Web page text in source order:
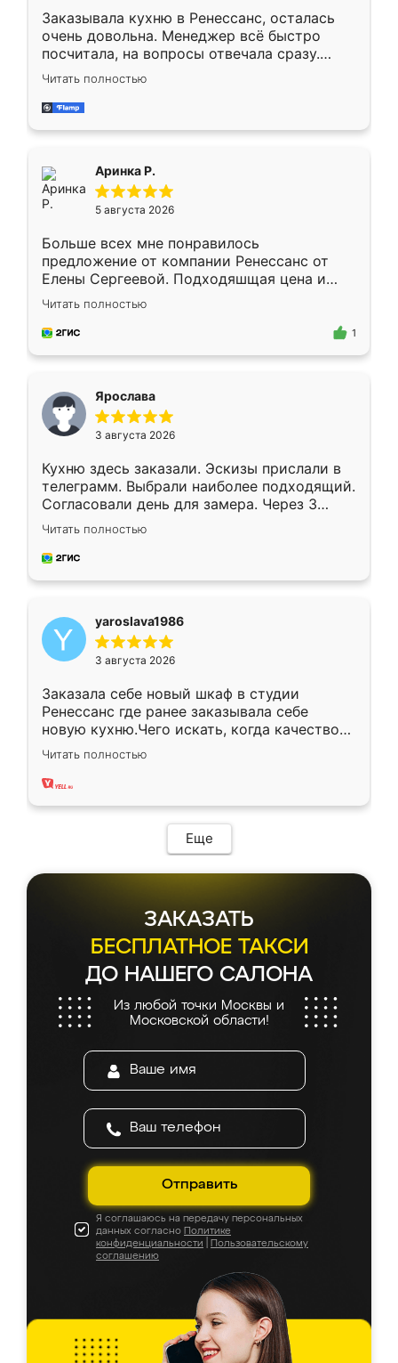
Заказывала кухню в Ренессанс, осталась
очень довольна. Менеджер всё быстро
посчитала, на вопросы отвечала сразу.
Замерщик приехал в субботу, подошёл к
делу со всей ответственностью. Собрали
за день, ребята работали аккуратно, даже
Читать полностью
Аринка Р.
5 августа 2026
Больше всех мне понравилось
предложение от компании Ренессанс от
Елены Сергеевой. Подходяшщая цена и
короткие сроки изготовления. Приехавший
для замера сотрудник Владислав
предложил по моему эскизу самый
Читать полностью
1
Ярослава
3 августа 2026
Кухню здесь заказали. Эскизы прислали в
телеграмм. Выбрали наиболее подходящий.
Согласовали день для замера. Через 3
недели кухня была уже готова. Остались
довольны работой. Спасибо Ренессанс
мебель за качественную работу!
Читать полностью
yaroslava1986
3 августа 2026
Заказала себе новый шкаф в студии
Ренессанс где ранее заказывала себе
новую кухню.Чего искать, когда качеством
вполне довольна. Служит кухня уже почти
два года, нареканий нет.
Читать полностью
Еще
ЗАКАЗАТЬ
БЕСПЛАТНОЕ ТАКСИ
ДО НАШЕГО САЛОНА
Из любой точки Москвы и
Московской области!
Отправить
Я соглашаюсь на передачу персональных
данных согласно Политике
конфиденциальности
Пользовательскому
соглашению